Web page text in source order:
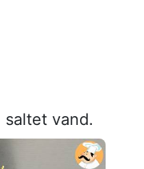
saltet vand.